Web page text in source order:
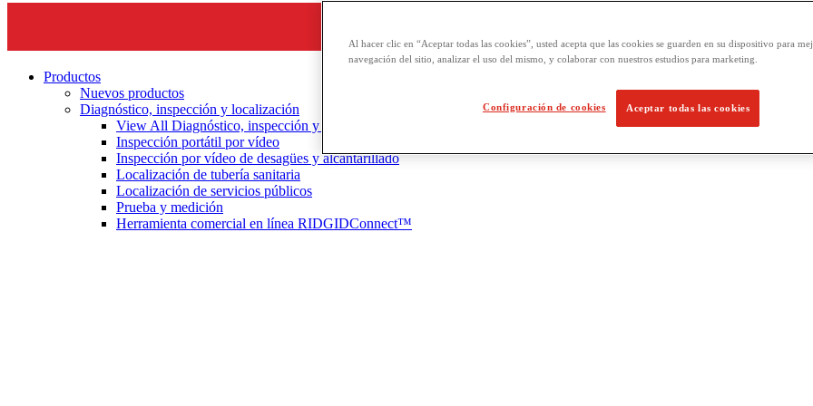
Productos
Nuevos productos
Diagnóstico, inspección y localización
View All Diagnóstico, inspección y localización
Inspección portátil por vídeo
Inspección por vídeo de desagües y alcantarillado
Localización de tubería sanitaria
Localización de servicios públicos
Prueba y medición
Herramienta comercial en línea RIDGIDConnect™
Al hacer clic en “Aceptar todas las cookies”, usted acepta que las cookies se guarden en su dispositivo para
navegación del sitio, analizar el uso del mismo, y colaborar con nuestros estudios para marketing.
Configuración de cookies Aceptar todas las cookies